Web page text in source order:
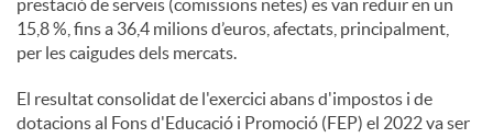
prestació de serveis (comissions netes) es van reduir en un
15,8 %, fins a 36,4 milions d’euros, afectats, principalment,
per les caigudes dels mercats.
El resultat consolidat de l'exercici abans d'impostos i de
dotacions al Fons d'Educació i Promoció (FEP) el 2022 va ser